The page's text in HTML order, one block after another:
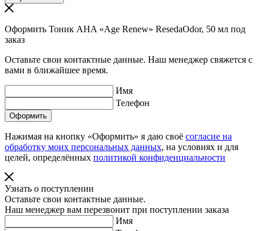
Оформить Тоник AHA «Age Renew» ResedaOdor, 50 мл под
заказ
Оставьте свои контактные данные. Наш менеджер свяжется с
вами в ближайшее время.
Имя
Телефон
Нажимая на кнопку «Оформить» я даю своё согласие на
обработку моих персональных данных, на условиях и для
целей, определённых политикой конфиденциальности
Узнать о поступлении
Оставьте свои контактные данные.
Наш менеджер вам перезвонит при поступлении заказа
Имя